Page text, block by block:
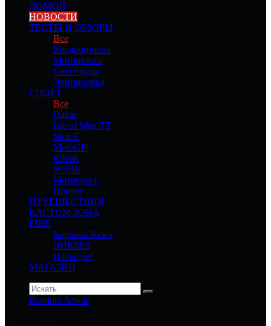
ДОМОЙ
НОВОСТИ
ТЕСТЫ И ОБЗОРЫ
Все
Квадроциклы
Мотоциклы
Снегоходы
Экипировка
СПОРТ
Все
Dakar
Isle of Man TT
MotoE
MotoGP
RSBK
WSBK
Мотокросс
Прочее
ПУТЕШЕСТВИЯ
КАСТОМ ЗОНА
ЕЩЕ
Коробка News
ЛИКБЕЗ
Наследие
МАГАЗИН
Random Article